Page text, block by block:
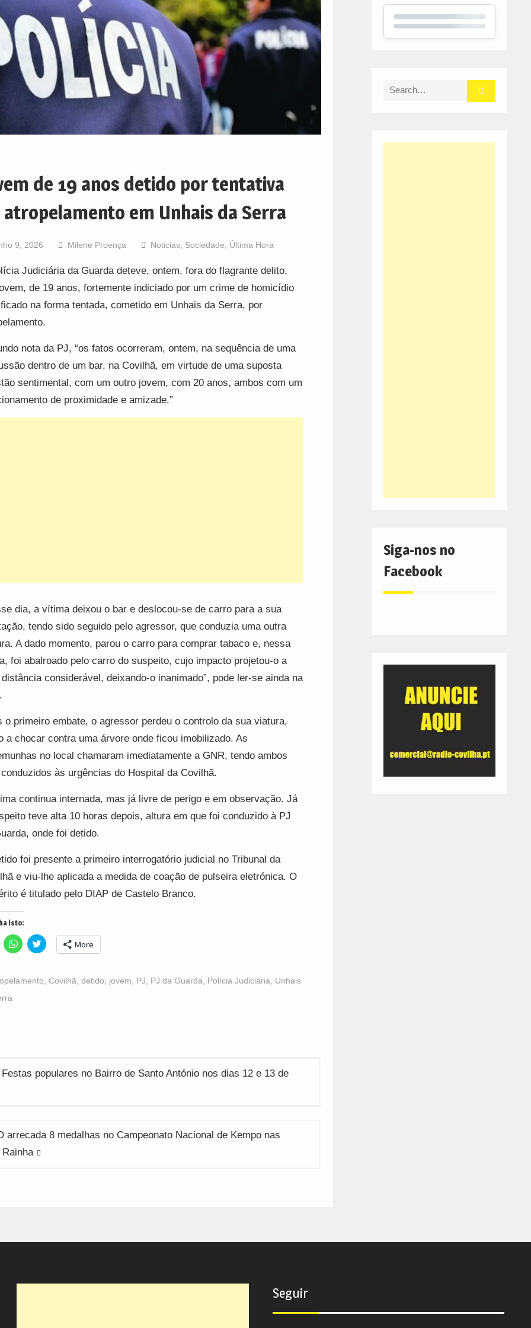
de 19 anos detido por tentativa
atropelamento em Unhais da Serra
9, 2026 Milene Proença Noticias, Sociedade, Última Hora
Judiciária da Guarda deteve, ontem, fora do flagrante delito,
de 19 anos, fortemente indiciado por um crime de homicídio
na forma tentada, cometido em Unhais da Serra, por
nota da PJ, “os fatos ocorreram, ontem, na sequência de uma
dentro de um bar, na Covilhã, em virtude de uma suposta
sentimental, com um outro jovem, com 20 anos, ambos com um
de proximidade e amizade.”
dia, a vítima deixou o bar e deslocou-se de carro para a sua
tendo sido seguido pelo agressor, que conduzia uma outra
A dado momento, parou o carro para comprar tabaco e, nessa
foi abalroado pelo carro do suspeito, cujo impacto projetou-o a
distância considerável, deixando-o inanimado”, pode ler-se ainda na
o primeiro embate, o agressor perdeu o controlo da sua viatura,
a chocar contra uma árvore onde ficou imobilizado. As
no local chamaram imediatamente a GNR, tendo ambos
às urgências do Hospital da Covilhã.
continua internada, mas já livre de perigo e em observação. Já
teve alta 10 horas depois, altura em que foi conduzido à PJ
onde foi detido.
foi presente a primeiro interrogatório judicial no Tribunal da
e viu-lhe aplicada a medida de coação de pulseira eletrónica. O
é titulado pelo DIAP de Castelo Branco.
isto:
Click
to
(Opens
Click
to
(Opens
More
, Covilhã, detido, jovem, PJ, PJ da Guarda, Polícia Judiciária, Unhais
populares no Bairro de Santo António nos dias 12 e 13 de
arrecada 8 medalhas no Campeonato Nacional de Kempo nas
Search
Siga-nos no
Facebook
Seguir